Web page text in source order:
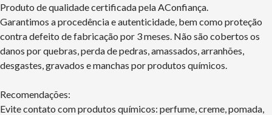
Produto de qualidade certificada pela AConfiança.
Garantimos a procedência e autenticidade, bem como proteção
contra defeito de fabricação por 3 meses. Não são cobertos os
danos por quebras, perda de pedras, amassados, arranhões,
desgastes, gravados e manchas por produtos químicos.
Recomendações:
Evite contato com produtos químicos: perfume, creme, pomada,